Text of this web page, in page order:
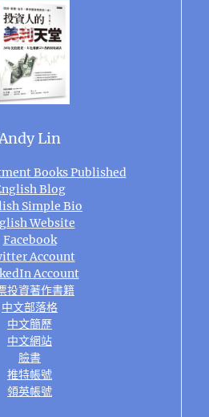
Lin
Books Published
Blog
Simple Bio
Website
Facebook
Account
Account
投資著作書籍
中文部落格
中文簡歷
中文網站
臉書
推特帳號
領英帳號